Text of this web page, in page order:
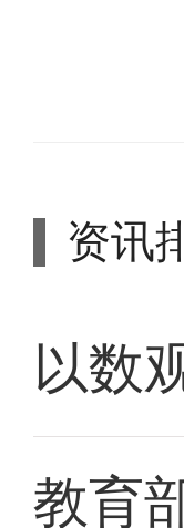
资讯
以数
教育